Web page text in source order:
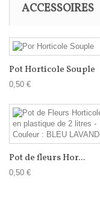
ACCESSOIRES
Pot Horticole Souple
0,50 €
Pot de fleurs Hor...
0,50 €